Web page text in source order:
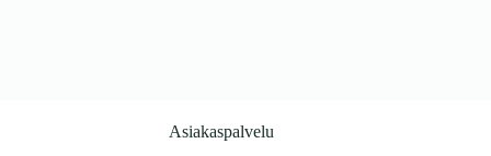
Asiakaspalvelu